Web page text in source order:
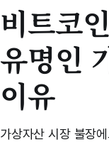
비트코
유명인
이유
가상자산 시장 불장